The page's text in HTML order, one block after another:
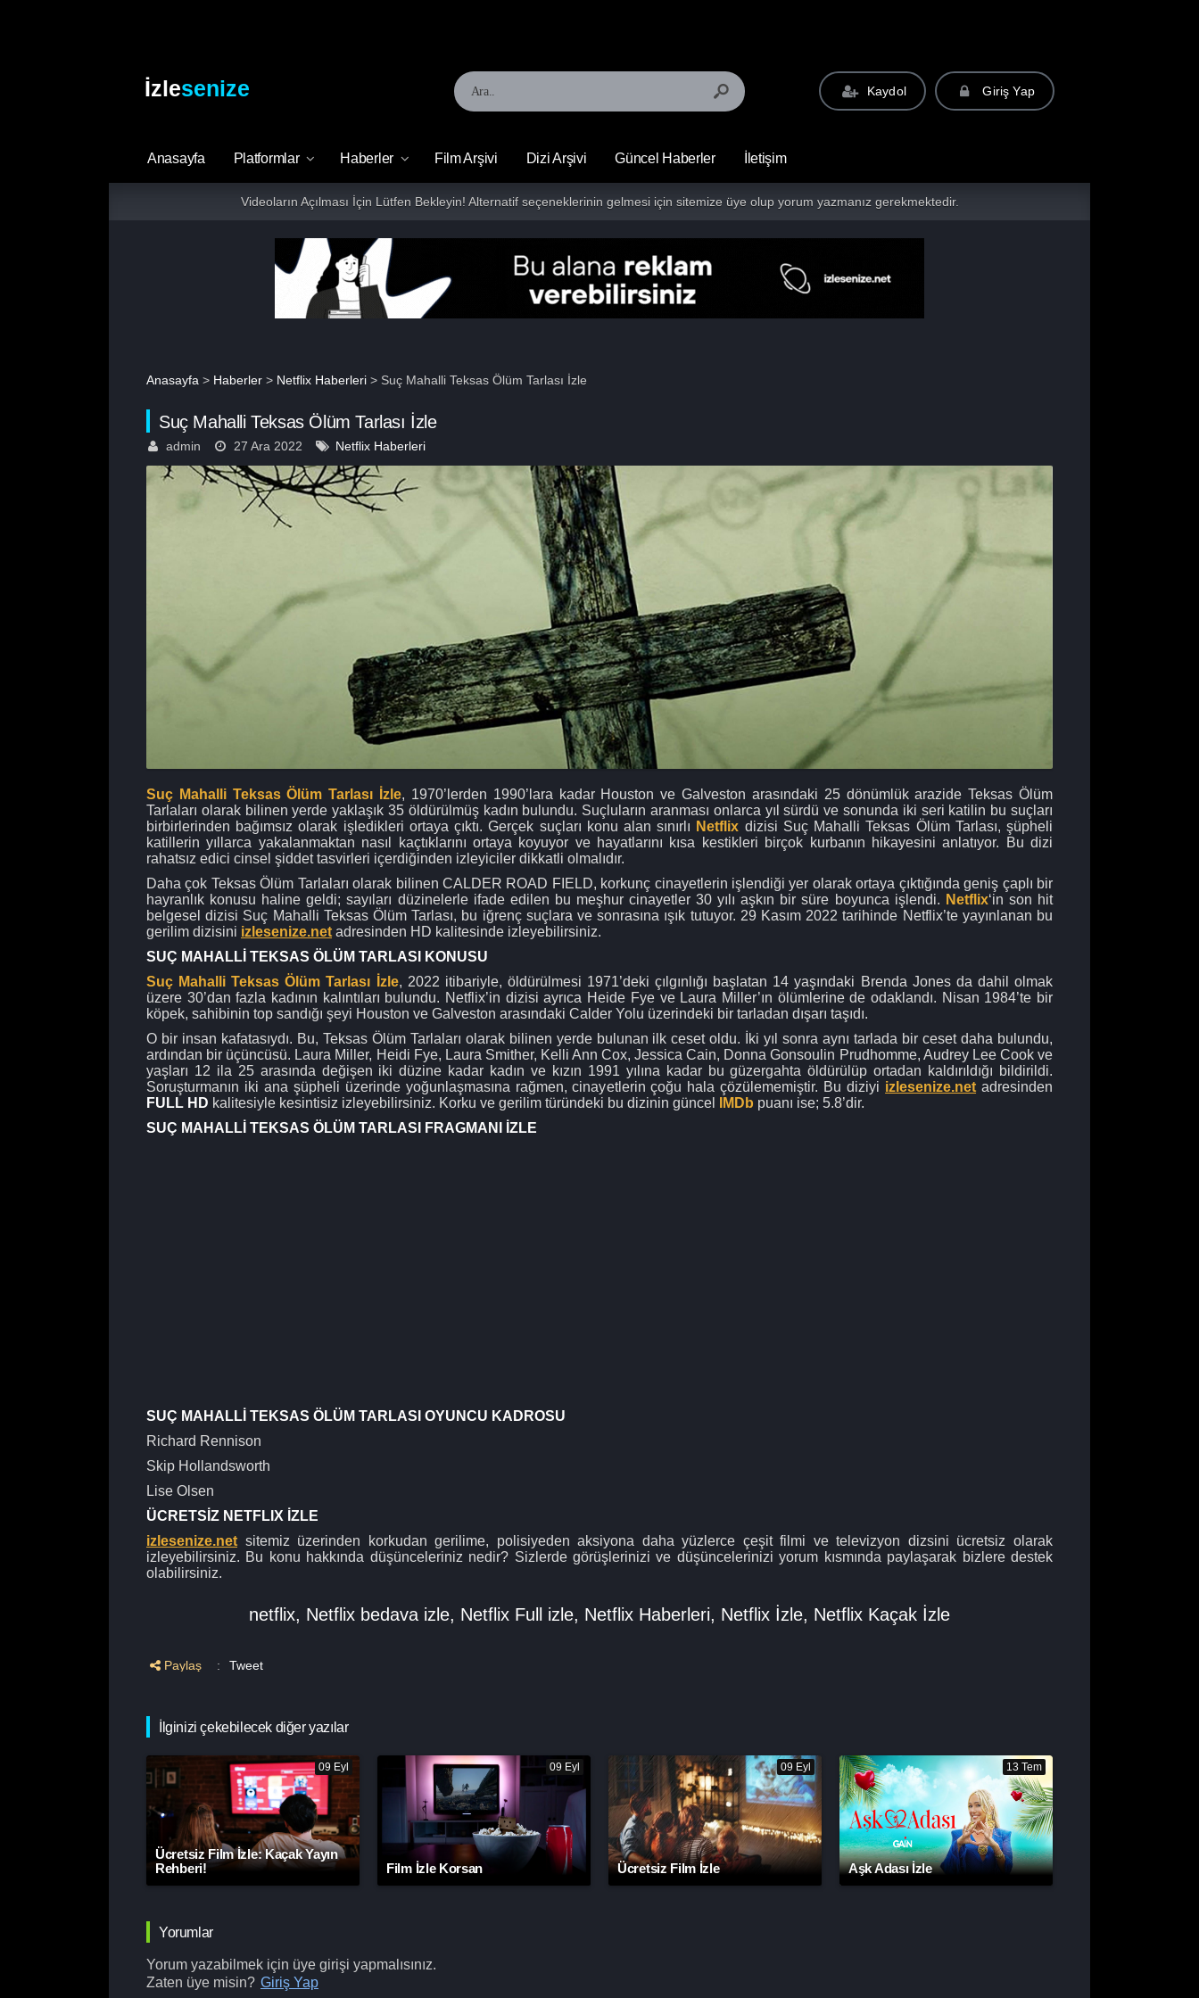
İzlesenize Kaydol Giriş Yap
Anasayfa Platformlar Haberler Film Arşivi Dizi Arşivi Güncel Haberler İletişim
Videoların Açılması İçin Lütfen Bekleyin! Alternatif seçeneklerinin gelmesi için sitemize üye olup yorum yazmanız gerekmektedir.
Anasayfa > Haberler > Netflix Haberleri > Suç Mahalli Teksas Ölüm Tarlası İzle
Suç Mahalli Teksas Ölüm Tarlası İzle
admin 27 Ara 2022 Netflix Haberleri
Suç Mahalli Teksas Ölüm Tarlası İzle, 1970’lerden 1990’lara kadar Houston ve Galveston arasındaki 25 dönümlük arazide Teksas Ölüm
Tarlaları olarak bilinen yerde yaklaşık 35 öldürülmüş kadın bulundu. Suçluların aranması onlarca yıl sürdü ve sonunda iki seri katilin bu suçları
birbirlerinden bağımsız olarak işledikleri ortaya çıktı. Gerçek suçları konu alan sınırlı Netflix dizisi Suç Mahalli Teksas Ölüm Tarlası, şüpheli
katillerin yıllarca yakalanmaktan nasıl kaçtıklarını ortaya koyuyor ve hayatlarını kısa kestikleri birçok kurbanın hikayesini anlatıyor. Bu dizi
rahatsız edici cinsel şiddet tasvirleri içerdiğinden izleyiciler dikkatli olmalıdır.
Daha çok Teksas Ölüm Tarlaları olarak bilinen CALDER ROAD FIELD, korkunç cinayetlerin işlendiği yer olarak ortaya çıktığında geniş çaplı bir
hayranlık konusu haline geldi; sayıları düzinelerle ifade edilen bu meşhur cinayetler 30 yılı aşkın bir süre boyunca işlendi. Netflix‘in son hit
belgesel dizisi Suç Mahalli Teksas Ölüm Tarlası, bu iğrenç suçlara ve sonrasına ışık tutuyor. 29 Kasım 2022 tarihinde Netflix’te yayınlanan bu
gerilim dizisini izlesenize.net adresinden HD kalitesinde izleyebilirsiniz.
SUÇ MAHALLİ TEKSAS ÖLÜM TARLASI KONUSU
Suç Mahalli Teksas Ölüm Tarlası İzle, 2022 itibariyle, öldürülmesi 1971’deki çılgınlığı başlatan 14 yaşındaki Brenda Jones da dahil olmak
üzere 30’dan fazla kadının kalıntıları bulundu. Netflix’in dizisi ayrıca Heide Fye ve Laura Miller’ın ölümlerine de odaklandı. Nisan 1984’te bir
köpek, sahibinin top sandığı şeyi Houston ve Galveston arasındaki Calder Yolu üzerindeki bir tarladan dışarı taşıdı.
O bir insan kafatasıydı. Bu, Teksas Ölüm Tarlaları olarak bilinen yerde bulunan ilk ceset oldu. İki yıl sonra aynı tarlada bir ceset daha bulundu,
ardından bir üçüncüsü. Laura Miller, Heidi Fye, Laura Smither, Kelli Ann Cox, Jessica Cain, Donna Gonsoulin Prudhomme, Audrey Lee Cook ve
yaşları 12 ila 25 arasında değişen iki düzine kadar kadın ve kızın 1991 yılına kadar bu güzergahta öldürülüp ortadan kaldırıldığı bildirildi.
Soruşturmanın iki ana şüpheli üzerinde yoğunlaşmasına rağmen, cinayetlerin çoğu hala çözülememiştir. Bu diziyi izlesenize.net adresinden
FULL HD kalitesiyle kesintisiz izleyebilirsiniz. Korku ve gerilim türündeki bu dizinin güncel IMDb puanı ise; 5.8’dir.
SUÇ MAHALLİ TEKSAS ÖLÜM TARLASI FRAGMANI İZLE
SUÇ MAHALLİ TEKSAS ÖLÜM TARLASI OYUNCU KADROSU
Richard Rennison
Skip Hollandsworth
Lise Olsen
ÜCRETSİZ NETFLIX İZLE
izlesenize.net sitemiz üzerinden korkudan gerilime, polisiyeden aksiyona daha yüzlerce çeşit filmi ve televizyon dizsini ücretsiz olarak
izleyebilirsiniz. Bu konu hakkında düşünceleriniz nedir? Sizlerde görüşlerinizi ve düşüncelerinizi yorum kısmında paylaşarak bizlere destek
olabilirsiniz.
netflix, Netflix bedava izle, Netflix Full izle, Netflix Haberleri, Netflix İzle, Netflix Kaçak İzle
Paylaş : Tweet
İlginizi çekebilecek diğer yazılar
09 Eyl
Ücretsiz Film İzle: Kaçak Yayın
Rehberi!
09 Eyl
Film İzle Korsan
09 Eyl
Ücretsiz Film İzle
13 Tem
Aşk Adası İzle
Yorumlar
Yorum yazabilmek için üye girişi yapmalısınız.
Zaten üye misin? Giriş Yap